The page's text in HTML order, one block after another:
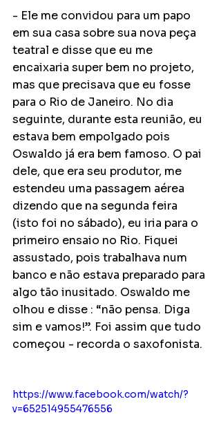
- Ele me convidou para um papo
em sua casa sobre sua nova peça
teatral e disse que eu me
encaixaria super bem no projeto,
mas que precisava que eu fosse
para o Rio de Janeiro. No dia
seguinte, durante esta reunião, eu
estava bem empolgado pois
Oswaldo já era bem famoso. O pai
dele, que era seu produtor, me
estendeu uma passagem aérea
dizendo que na segunda feira
(isto foi no sábado), eu iria para o
primeiro ensaio no Rio. Fiquei
assustado, pois trabalhava num
banco e não estava preparado para
algo tão inusitado. Oswaldo me
olhou e disse : “não pensa. Diga
sim e vamos!”. Foi assim que tudo
começou - recorda o saxofonista.
https://www.facebook.com/watch/?
v=652514955476556